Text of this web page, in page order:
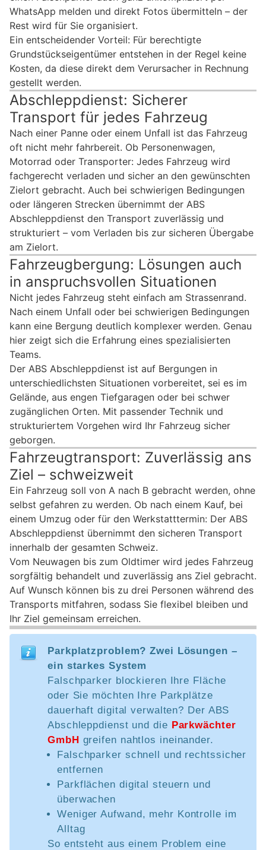
WhatsApp melden und direkt Fotos übermitteln – der
Rest wird für Sie organisiert.
Ein entscheidender Vorteil: Für berechtigte
Grundstückseigentümer entstehen in der Regel keine
Kosten, da diese direkt dem Verursacher in Rechnung
gestellt werden.
Abschleppdienst: Sicherer
Transport für jedes Fahrzeug
Nach einer Panne oder einem Unfall ist das Fahrzeug
oft nicht mehr fahrbereit. Ob Personenwagen,
Motorrad oder Transporter: Jedes Fahrzeug wird
fachgerecht verladen und sicher an den gewünschten
Zielort gebracht. Auch bei schwierigen Bedingungen
oder längeren Strecken übernimmt der ABS
Abschleppdienst den Transport zuverlässig und
strukturiert – vom Verladen bis zur sicheren Übergabe
am Zielort.
Fahrzeugbergung: Lösungen auch
in anspruchsvollen Situationen
Nicht jedes Fahrzeug steht einfach am Strassenrand.
Nach einem Unfall oder bei schwierigen Bedingungen
kann eine Bergung deutlich komplexer werden. Genau
hier zeigt sich die Erfahrung eines spezialisierten
Teams.
Der ABS Abschleppdienst ist auf Bergungen in
unterschiedlichsten Situationen vorbereitet, sei es im
Gelände, aus engen Tiefgaragen oder bei schwer
zugänglichen Orten. Mit passender Technik und
strukturiertem Vorgehen wird Ihr Fahrzeug sicher
geborgen.
Fahrzeugtransport: Zuverlässig ans
Ziel – schweizweit
Ein Fahrzeug soll von A nach B gebracht werden, ohne
selbst gefahren zu werden. Ob nach einem Kauf, bei
einem Umzug oder für den Werkstatttermin: Der ABS
Abschleppdienst übernimmt den sicheren Transport
innerhalb der gesamten Schweiz.
Vom Neuwagen bis zum Oldtimer wird jedes Fahrzeug
sorgfältig behandelt und zuverlässig ans Ziel gebracht.
Auf Wunsch können bis zu drei Personen während des
Transports mitfahren, sodass Sie flexibel bleiben und
Ihr Ziel gemeinsam erreichen.
Parkplatzproblem? Zwei Lösungen –
ein starkes System
Falschparker blockieren Ihre Fläche
oder Sie möchten Ihre Parkplätze
dauerhaft digital verwalten? Der ABS
Abschleppdienst und die Parkwächter
GmbH greifen nahtlos ineinander.
Falschparker schnell und rechtssicher
entfernen
Parkflächen digital steuern und
überwachen
Weniger Aufwand, mehr Kontrolle im
Alltag
So entsteht aus einem Problem eine